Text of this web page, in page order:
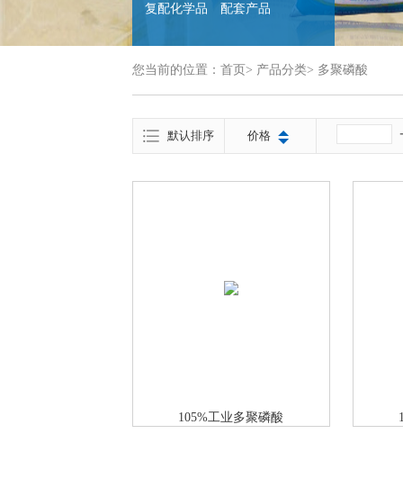
复配化学品 配套产品
您当前的位置： 首页 > 产品分类> 多聚磷酸
默认排序 价格
105%工业多聚磷酸